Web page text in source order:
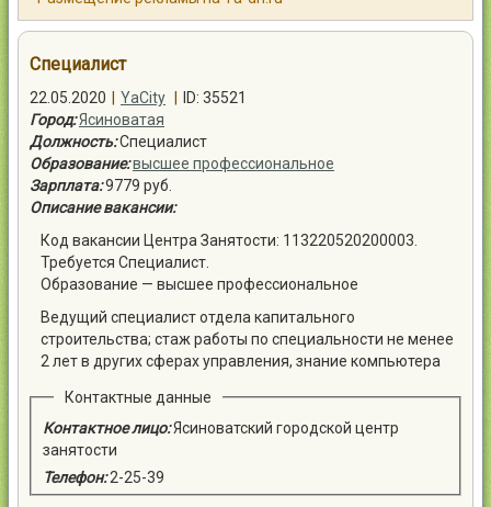
Контакты
Специалист
22.05.2020 YaCity
ID: 35521
Город:Ясиноватая
Должность:Специалист
Образование:высшее профессиональное
Зарплата:9779 руб.
Описание вакансии:
Код вакансии Центра Занятости: 113220520200003.
Требуется Специалист.
Образование — высшее профессиональное
Ведущий специалист отдела капитального
строительства; стаж работы по специальности не менее
2 лет в других сферах управления, знание компьютера
Контактные данные
Контактное лицо:Ясиноватский городской центр
занятости
Телефон: 2-25-39